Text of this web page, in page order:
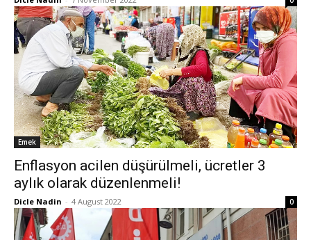
Emek
Enflasyon acilen düşürülmeli, ücretler 3
aylık olarak düzenlenmeli!
Dicle Nadin - 4 August 2022 0